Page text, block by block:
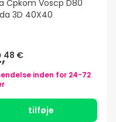
Cpkom Voscp D80
3D 40X40
48 €
inden for 24-72
tilføje